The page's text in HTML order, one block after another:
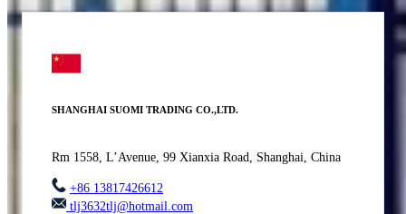
SHANGHAI SUOMI TRADING CO.,LTD.
Rm 1558, L’Avenue, 99 Xianxia Road, Shanghai, China
+86 13817426612
tlj3632tlj@hotmail.com